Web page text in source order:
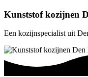
Kunststof kozijnen
Een kozijnspecialist uit